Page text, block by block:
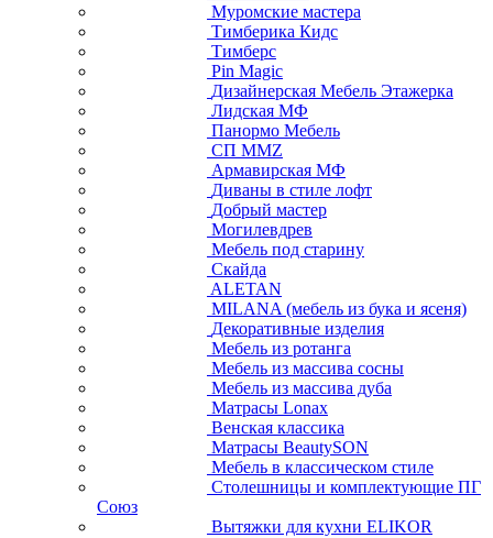
Муромские мастера
Тимберика Кидс
Тимберс
Pin Magic
Дизайнерская Мебель Этажерка
Лидская МФ
Панормо Мебель
СП ММZ
Армавирская МФ
Диваны в стиле лофт
Добрый мастер
Могилевдрев
Мебель под старину
Скайда
ALETAN
MILANA (мебель из бука и ясеня)
Декоративные изделия
Мебель из ротанга
Мебель из массива сосны
Мебель из массива дуба
Матрасы Lonax
Венская классика
Матрасы BeautySON
Мебель в классическом стиле
Столешницы и комплектующие ПГ
Союз
Вытяжки для кухни ELIKOR